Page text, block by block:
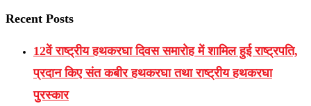
Recent Posts
12वें राष्ट्रीय हथकरघा दिवस समारोह में शामिल हुई राष्ट्रपति,
प्रदान किए संत कबीर हथकरघा तथा राष्ट्रीय हथकरघा
पुरस्कार